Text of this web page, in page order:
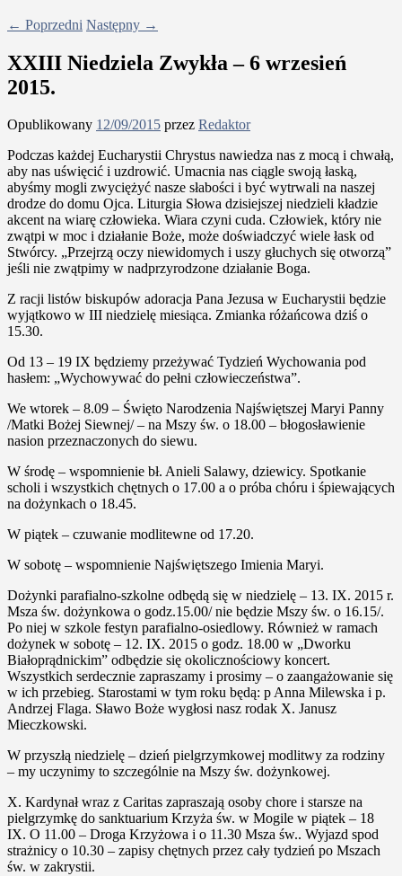
← Poprzedni Następny →
XXIII Niedziela Zwykła – 6 wrzesień
2015.
Opublikowany 12/09/2015 przez Redaktor
Podczas każdej Eucharystii Chrystus nawiedza nas z mocą i chwałą,
aby nas uświęcić i uzdrowić. Umacnia nas ciągle swoją łaską,
abyśmy mogli zwyciężyć nasze słabości i być wytrwali na naszej
drodze do domu Ojca. Liturgia Słowa dzisiejszej niedzieli kładzie
akcent na wiarę człowieka. Wiara czyni cuda. Człowiek, który nie
zwątpi w moc i działanie Boże, może doświadczyć wiele łask od
Stwórcy. „Przejrzą oczy niewidomych i uszy głuchych się otworzą”
jeśli nie zwątpimy w nadprzyrodzone działanie Boga.
Z racji listów biskupów adoracja Pana Jezusa w Eucharystii będzie
wyjątkowo w III niedzielę miesiąca. Zmianka różańcowa dziś o
15.30.
Od 13 – 19 IX będziemy przeżywać Tydzień Wychowania pod
hasłem: „Wychowywać do pełni człowieczeństwa”.
We wtorek – 8.09 – Święto Narodzenia Najświętszej Maryi Panny
/Matki Bożej Siewnej/ – na Mszy św. o 18.00 – błogosławienie
nasion przeznaczonych do siewu.
W środę – wspomnienie bł. Anieli Salawy, dziewicy. Spotkanie
scholi i wszystkich chętnych o 17.00 a o próba chóru i śpiewających
na dożynkach o 18.45.
W piątek – czuwanie modlitewne od 17.20.
W sobotę – wspomnienie Najświętszego Imienia Maryi.
Dożynki parafialno-szkolne odbędą się w niedzielę – 13. IX. 2015 r.
Msza św. dożynkowa o godz.15.00/ nie będzie Mszy św. o 16.15/.
Po niej w szkole festyn parafialno-osiedlowy. Również w ramach
dożynek w sobotę – 12. IX. 2015 o godz. 18.00 w „Dworku
Białoprądnickim” odbędzie się okolicznościowy koncert.
Wszystkich serdecznie zapraszamy i prosimy – o zaangażowanie się
w ich przebieg. Starostami w tym roku będą: p Anna Milewska i p.
Andrzej Flaga. Sławo Boże wygłosi nasz rodak X. Janusz
Mieczkowski.
W przyszłą niedzielę – dzień pielgrzymkowej modlitwy za rodziny
– my uczynimy to szczególnie na Mszy św. dożynkowej.
X. Kardynał wraz z Caritas zapraszają osoby chore i starsze na
pielgrzymkę do sanktuarium Krzyża św. w Mogile w piątek – 18
IX. O 11.00 – Droga Krzyżowa i o 11.30 Msza św.. Wyjazd spod
strażnicy o 10.30 – zapisy chętnych przez cały tydzień po Mszach
św. w zakrystii.